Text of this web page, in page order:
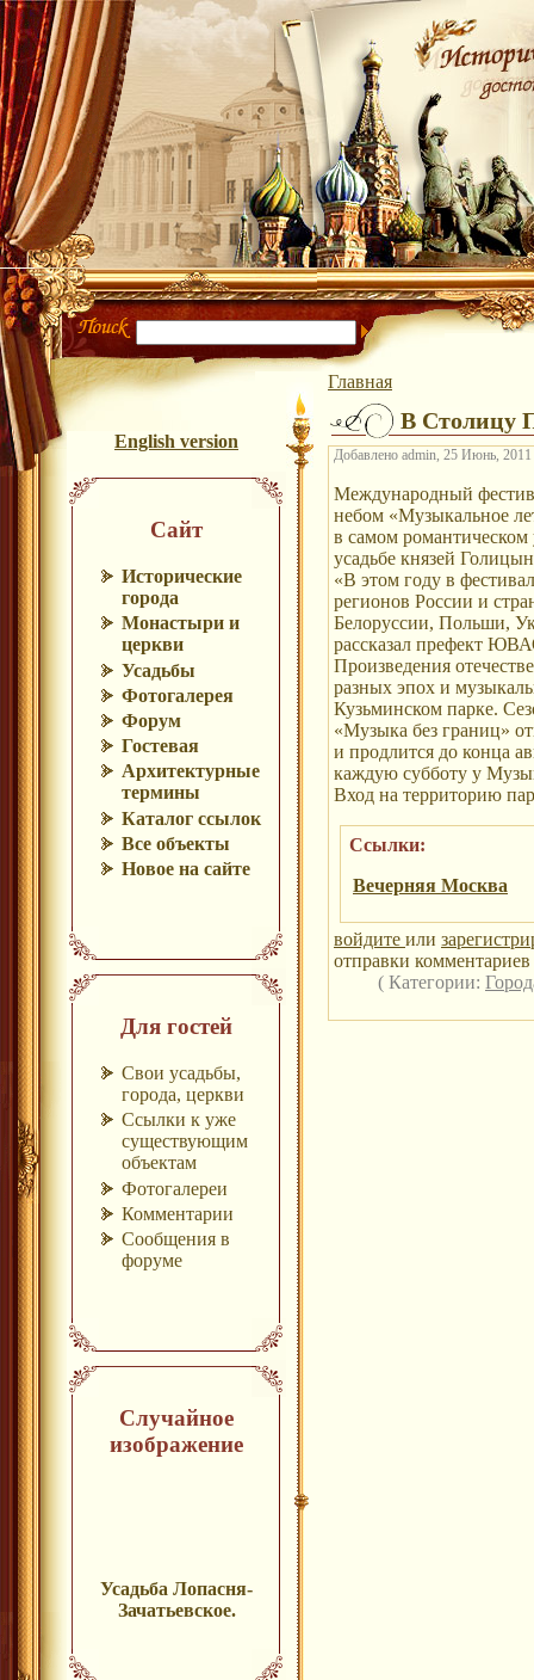
English version
Сайт
Исторические
города
Монастыри и
церкви
Усадьбы
Фотогалерея
Форум
Гостевая
Архитектурные
термины
Каталог ссылок
Все объекты
Новое на сайте
Для гостей
Свои усадьбы,
города, церкви
Ссылки к уже
существующим
объектам
Фотогалереи
Комментарии
Сообщения в
форуме
Случайное
изображение
Усадьба Лопасня-
Зачатьевское.
Главная
В Столицу
Добавлено admin, 25 Июнь,
Международный
небом «Музыкальное
в самом
усадьбе князей
«В этом году в
регионов России и
Белоруссии, Польши,
рассказал префект
Произведения
разных эпох и
Кузьминском парке.
«Музыка без границ»
и продлится до конца
каждую субботу у
Вход на территорию
Ссылки:
Вечерняя Москва
войдите или
отправки
( Категории: